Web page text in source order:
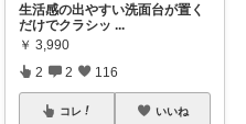
生活感の出やすい洗面台が置く
だけでクラシッ ...
￥ 3,990
2 2 116
コレ いいね